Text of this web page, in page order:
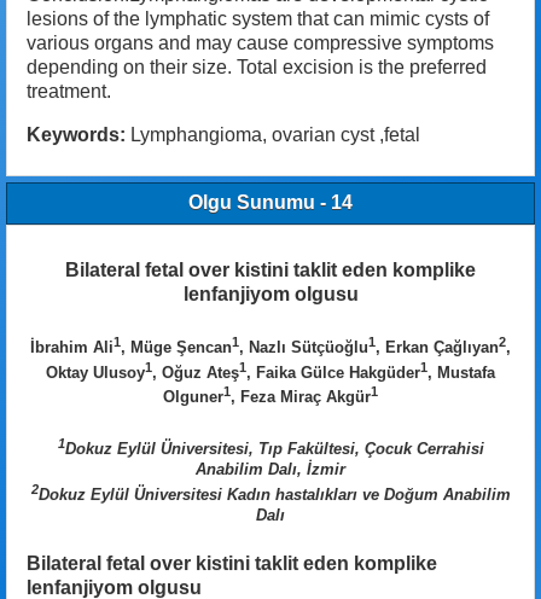
lesions of the lymphatic system that can mimic cysts of
various organs and may cause compressive symptoms
depending on their size. Total excision is the preferred
treatment.
Keywords: Lymphangioma, ovarian cyst ,fetal
Olgu Sunumu - 14
Bilateral fetal over kistini taklit eden komplike
lenfanjiyom olgusu
İbrahim Ali1, Müge Şencan1, Nazlı Sütçüoğlu1, Erkan Çağlıyan2,
Oktay Ulusoy1, Oğuz Ateş1, Faika Gülce Hakgüder1, Mustafa
Olguner1, Feza Miraç Akgür1
1Dokuz Eylül Üniversitesi, Tıp Fakültesi, Çocuk Cerrahisi
Anabilim Dalı, İzmir
2Dokuz Eylül Üniversitesi Kadın hastalıkları ve Doğum Anabilim
Dalı
Bilateral fetal over kistini taklit eden komplike
lenfanjiyom olgusu